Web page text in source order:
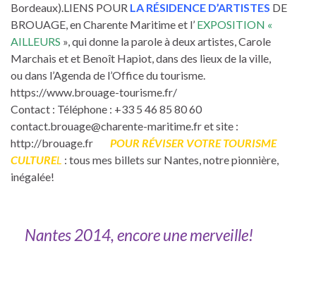
Bordeaux).LIENS POUR LA RÉSIDENCE D’ARTISTES DE
BROUAGE, en Charente Maritime et l’ EXPOSITION «
AILLEURS », qui donne la parole à deux artistes, Carole
Marchais et et Benoît Hapiot, dans des lieux de la ville,
ou dans l’Agenda de l’Office du tourisme.
https://www.brouage-tourisme.fr/
Contact : Téléphone : +33 5 46 85 80 60
contact.brouage@charente-maritime.fr et site :
http://brouage.fr
POUR RÉVISER VOTRE TOURISME
CULTUREL : tous mes billets sur Nantes, notre pionnière,
inégalée!
Nantes 2014, encore une merveille!